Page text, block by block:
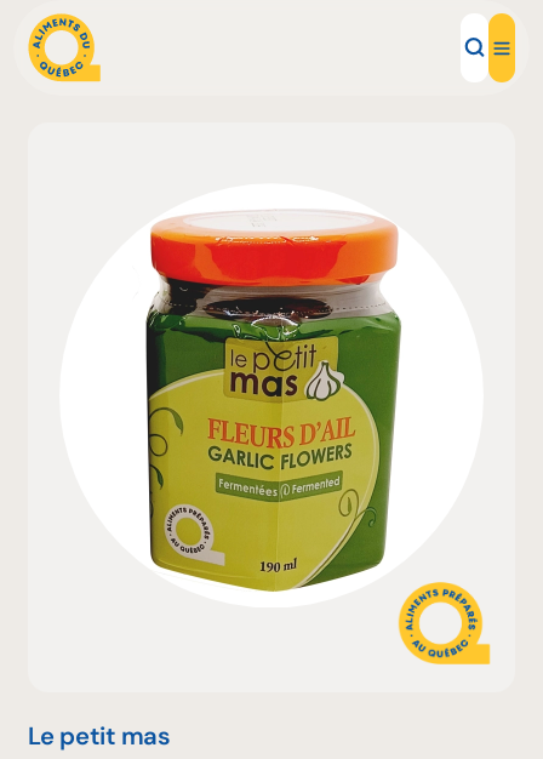
Recettes
Inspirations d'ici
Restaurants
Institutions
À propos
Le petit mas